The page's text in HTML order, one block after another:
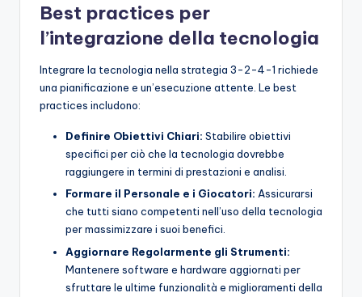
Best practices per
l’integrazione della tecnologia
Integrare la tecnologia nella strategia 3-2-4-1 richiede
una pianificazione e un’esecuzione attente. Le best
practices includono:
Definire Obiettivi Chiari: Stabilire obiettivi
specifici per ciò che la tecnologia dovrebbe
raggiungere in termini di prestazioni e analisi.
Formare il Personale e i Giocatori: Assicurarsi
che tutti siano competenti nell’uso della tecnologia
per massimizzare i suoi benefici.
Aggiornare Regolarmente gli Strumenti:
Mantenere software e hardware aggiornati per
sfruttare le ultime funzionalità e miglioramenti della